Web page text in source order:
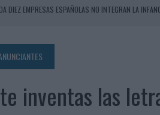
DIEZ EMPRESAS ESPAÑOLAS NO INTEGRAN LA
YA AL 62% DE LOS ESPAÑOLES
BASTONI COMO NUEVA DIRECTORA COMERCIAL GLOBAL
COLECCIÓN PERSONALIZABLE INSPIRADA EN
inventas las